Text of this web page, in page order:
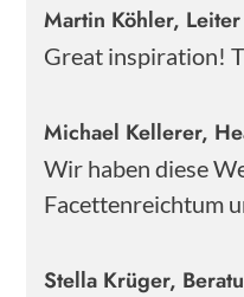
Martin Köhler,
Great inspiration!
Michael Kellerer,
Wir haben diese
Facettenreichtum
Stella Krüger,